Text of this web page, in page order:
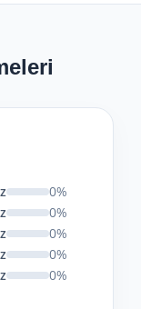
0%
0%
0%
0%
0%